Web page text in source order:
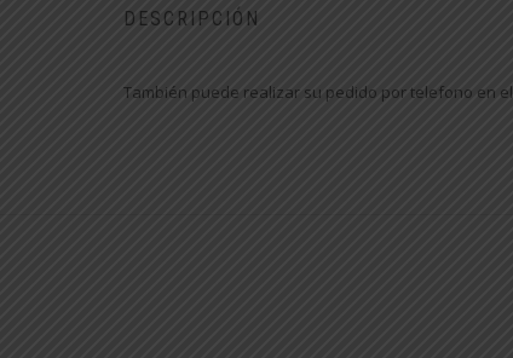
DESCRIPCIÓN
También puede realizar su pedido por telefono en el